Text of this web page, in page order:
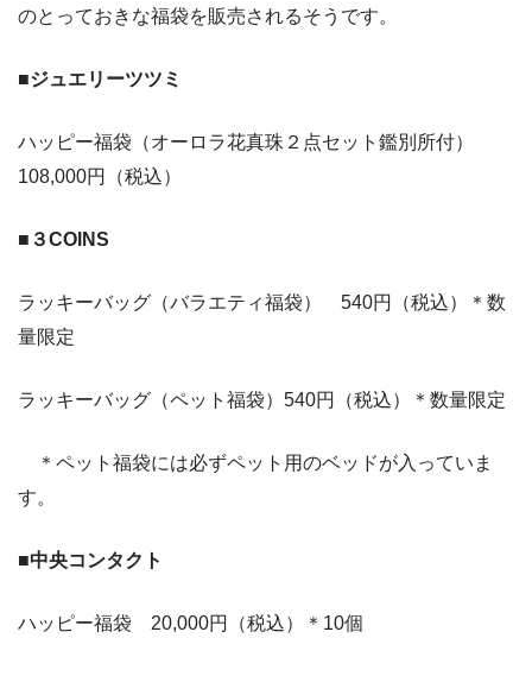
のとっておきな福袋を販売されるそうです。
■ジュエリーツツミ
ハッピー福袋（オーロラ花真珠２点セット鑑別所付）
108,000円（税込）
■３COINS
ラッキーバッグ（バラエティ福袋） 540円（税込）＊数
量限定
ラッキーバッグ（ペット福袋）540円（税込）＊数量限定
＊ペット福袋には必ずペット用のベッドが入っていま
す。
■中央コンタクト
ハッピー福袋 20,000円（税込）＊10個